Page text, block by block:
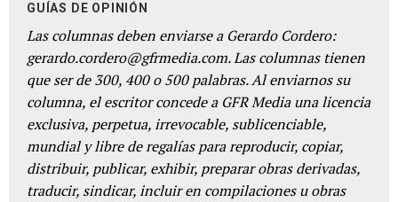
GUÍAS DE OPINIÓN
Las columnas deben enviarse a Gerardo Cordero:
gerardo.cordero@gfrmedia.com. Las columnas tienen
que ser de 300, 400 o 500 palabras. Al enviarnos su
columna, el escritor concede a GFR Media una licencia
exclusiva, perpetua, irrevocable, sublicenciable,
mundial y libre de regalías para reproducir, copiar,
distribuir, publicar, exhibir, preparar obras derivadas,
traducir, sindicar, incluir en compilaciones u obras